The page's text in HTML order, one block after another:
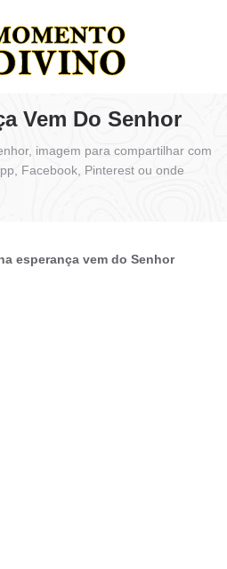
Vem Do Senhor
imagem para compartilhar com
Facebook, Pinterest ou onde
esperança vem do Senhor